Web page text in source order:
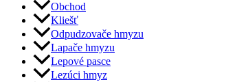
Obchod
Kliešť
Odpudzovače hmyzu
Lapače hmyzu
Lepové pasce
Lezúci hmyz